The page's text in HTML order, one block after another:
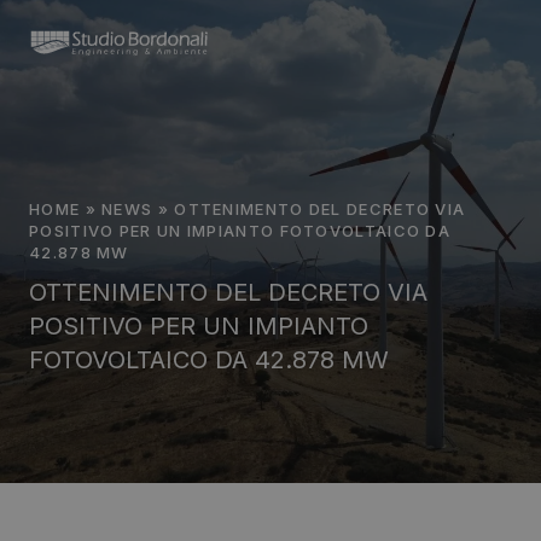
HOME »NEWS » OTTENIMENTO DEL DECRETO VIA
POSITIVO PER UN IMPIANTO FOTOVOLTAICO DA
42.878 MW
OTTENIMENTO DEL DECRETO VIA
POSITIVO PER UN IMPIANTO
FOTOVOLTAICO DA 42.878 MW